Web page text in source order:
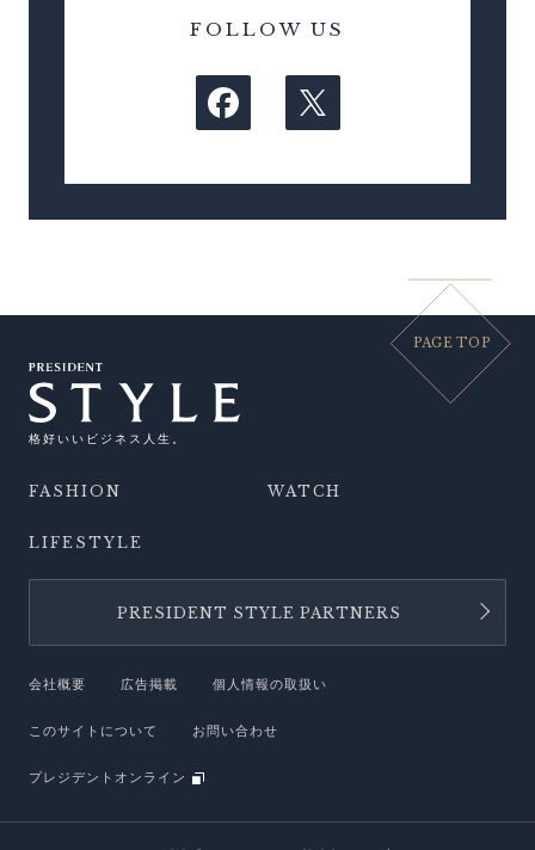
FOLLOW US
PAGE TOP
格好いいビジネス人生。
FASHION WATCH
LIFESTYLE
PRESIDENT STYLE PARTNERS
会社概要 広告掲載 個人情報の取扱い
このサイトについて お問い合わせ
プレジデントオンライン